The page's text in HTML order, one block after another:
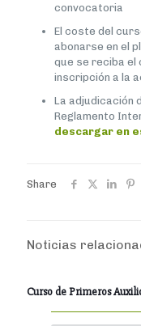
convocatoria
El coste del
abonarse en el
que se reciba el
inscripción a la
La adjudicación
Reglamento
descargar en
Share
Noticias
Curso de Primeros